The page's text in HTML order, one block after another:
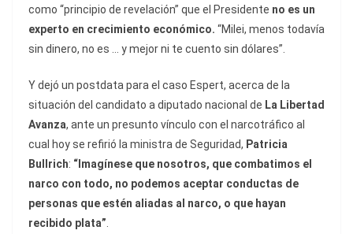
como “principio de revelación” que el Presidente no es un
experto en crecimiento económico. “Milei, menos todavía
sin dinero, no es … y mejor ni te cuento sin dólares”.
Y dejó un postdata para el caso Espert, acerca de la
situación del candidato a diputado nacional de La Libertad
Avanza, ante un presunto vínculo con el narcotráfico al
cual hoy se refirió la ministra de Seguridad, Patricia
Bullrich: “Imagínese que nosotros, que combatimos el
narco con todo, no podemos aceptar conductas de
personas que estén aliadas al narco, o que hayan
recibido plata”.